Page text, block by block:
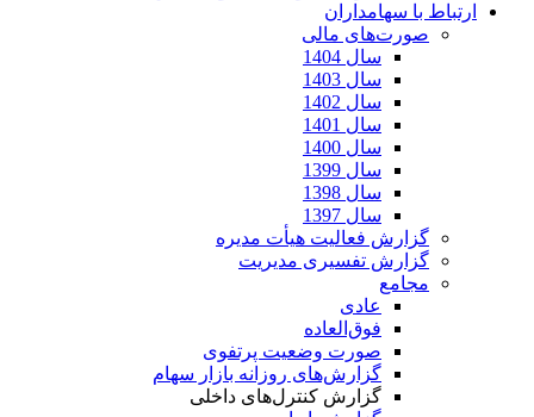
ارتباط با سهامداران
صورت‌های مالی
سال 1404
سال 1403
سال 1402
سال 1401
سال 1400
سال 1399
سال 1398
سال 1397
گزارش فعالیت هیأت مدیره
گزارش تفسیری مدیریت
مجامع
عادی
فوق‌العاده
صورت وضعیت پرتفوی
گزارش‌های روزانه بازار سهام
گزارش کنترل‌های داخلی